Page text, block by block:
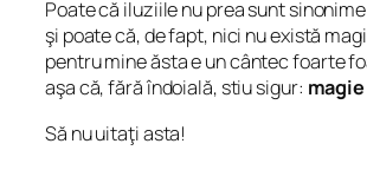
Poate că iluziile nu prea sunt
şi poate că, de fapt, nici nu există
pentru mine ăsta e un cântec foarte
aşa că, fără îndoială, stiu sigur:
Să nu uitaţi asta!